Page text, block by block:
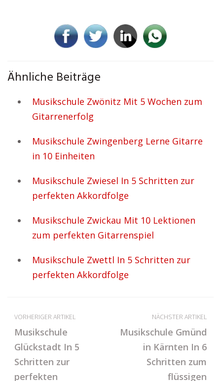
Ähnliche Beiträge
Musikschule Zwönitz Mit 5 Wochen zum
Gitarrenerfolg
Musikschule Zwingenberg Lerne Gitarre
in 10 Einheiten
Musikschule Zwiesel In 5 Schritten zur
perfekten Akkordfolge
Musikschule Zwickau Mit 10 Lektionen
zum perfekten Gitarrenspiel
Musikschule Zwettl In 5 Schritten zur
perfekten Akkordfolge
VORHERIGER ARTIKEL
Musikschule
Glückstadt In 5
Schritten zur
perfekten
NÄCHSTER ARTIKEL
Musikschule Gmünd
in Kärnten In 6
Schritten zum
flüssigen